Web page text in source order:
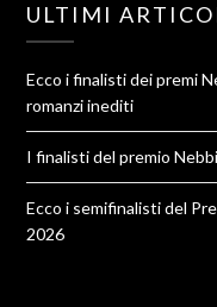
ULTIMI
Ecco i finalisti dei premi
romanzi inediti
I finalisti del premio
Ecco i semifinalisti del
2026